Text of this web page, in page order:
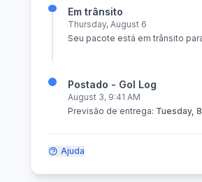
Em trânsito
Thursday, August 6
Seu pacote está em trânsito
Postado - Gol Log
August 3, 9:41 AM
Previsão de entrega: Tuesday,
Ajuda